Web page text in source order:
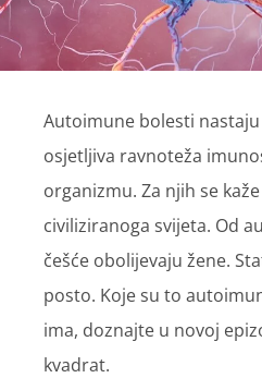
Autoimune bolesti
osjetljiva ravnoteža
organizmu. Za njih se
civiliziranoga svijeta. Od
češće obolijevaju žene.
posto. Koje su to
ima, doznajte u novoj
kvadrat.